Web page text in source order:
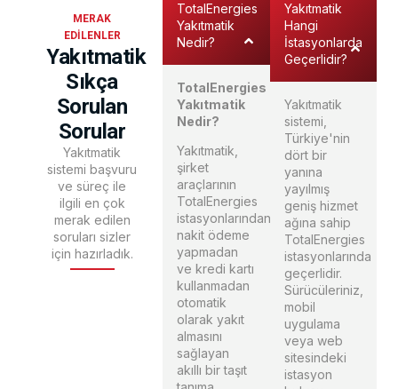
MERAK
EDİLENLER
Yakıtmatik
Sıkça
Sorulan
Sorular
Yakıtmatik
sistemi başvuru
ve süreç ile
ilgili en çok
merak edilen
soruları sizler
için hazırladık.
TotalEnergies
Yakıtmatik
Nedir?
TotalEnergies
Yakıtmatik
Nedir?
Yakıtmatik,
şirket
araçlarının
TotalEnergies
istasyonlarından
nakit ödeme
yapmadan
ve kredi kartı
kullanmadan
otomatik
olarak yakıt
almasını
sağlayan
akıllı bir taşıt
Yakıtmatik
Hangi
İstasyonlarda
Geçerlidir?
Yakıtmatik
sistemi,
Türkiye'nin
dört bir
yanına
yayılmış
geniş hizmet
ağına sahip
TotalEnergies
istasyonlarında
geçerlidir.
Sürücüleriniz,
mobil
uygulama
veya web
sitesindeki
istasyon